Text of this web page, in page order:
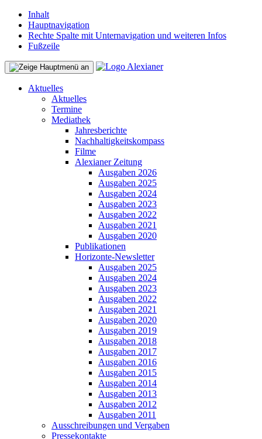
Inhalt
Hauptnavigation
Rechte Spalte mit Unternavigation und weiteren Infos
Fußzeile
Aktuelles
Aktuelles
Termine
Mediathek
Jahresberichte
Nachhaltigkeitskompass
Filme
Alexianer Zeitung
Ausgaben 2026
Ausgaben 2025
Ausgaben 2024
Ausgaben 2023
Ausgaben 2022
Ausgaben 2021
Ausgaben 2020
Publikationen
Horizonte-Newsletter
Ausgaben 2025
Ausgaben 2024
Ausgaben 2023
Ausgaben 2022
Ausgaben 2021
Ausgaben 2020
Ausgaben 2019
Ausgaben 2018
Ausgaben 2017
Ausgaben 2016
Ausgaben 2015
Ausgaben 2014
Ausgaben 2013
Ausgaben 2012
Ausgaben 2011
Ausschreibungen und Vergaben
Pressekontakte